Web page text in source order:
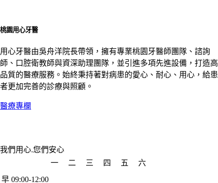
桃園用心牙醫
用心牙醫由吳舟洋院長帶領，擁有專業桃園牙醫師團隊、諮詢
師、口腔衛教師與資深助理團隊，並引進多項先進設備，打造高
品質的醫療服務。始終秉持著對病患的愛心、耐心、用心，給患
者更加完善的診療與照顧。
醫療專欄
我們用心.您們安心
一
二 三 四 五
六
早 09:00-12:00